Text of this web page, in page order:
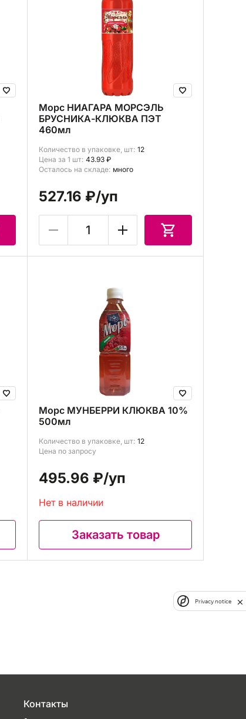
Морс НИАГАРА МОРСЭЛЬ
БРУСНИКА-КЛЮКВА ПЭТ
460мл
Количество в упаковке, шт: 12
Цена за 1 шт: 43.93 ₽
Осталось на складе: много
527.16 ₽/уп
Морс МУНБЕРРИ КЛЮКВА 10%
500мл
Количество в упаковке, шт: 12
Цена по запросу
495.96 ₽/уп
Нет в наличии
Заказать товар
Контакты
Privacy notice